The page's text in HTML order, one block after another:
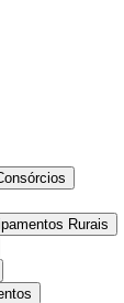
Rurais